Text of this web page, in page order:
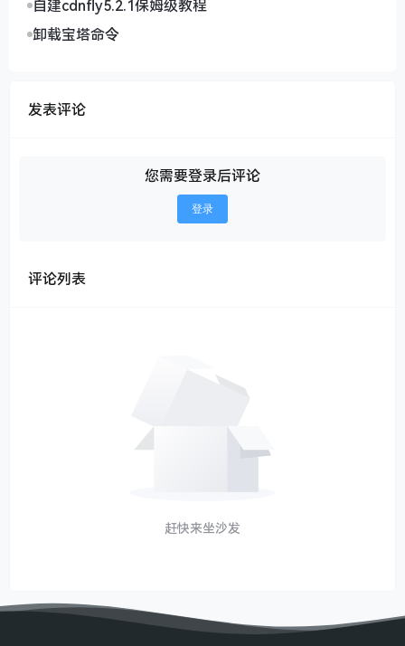
自建cdnfly5.2.1保姆级教程
卸载宝塔命令
发表评论
您需要登录后评论
登录
评论列表
赶快来坐沙发